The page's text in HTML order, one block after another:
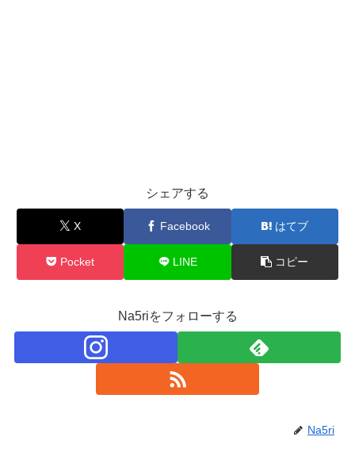
シェアする
X Facebook はてブ
Pocket LINE コピー
Na5riをフォローする
Na5ri